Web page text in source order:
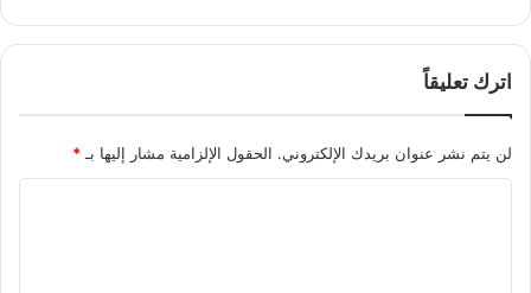
اترك تعليقاً
لن يتم نشر عنوان بريدك الإلكتروني. الحقول الإلزامية مشار إليها بـ*